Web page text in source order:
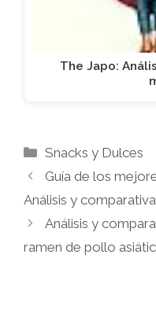
The Japo:
Categorías
Snacks y Dulces
Guía de los
Análisis y
Análisis y
ramen de pollo